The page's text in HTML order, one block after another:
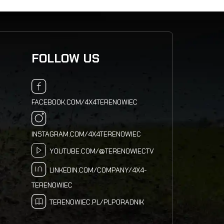
FOLLOW US
FACEBOOK.COM/4X4TERENOWIEC
INSTAGRAM.COM/4X4TERENOWIEC
YOUTUBE.COM/@TERENOWIECTV
LINKEDIN.COM/COMPANY/4X4-
TERENOWIEC
TERENOWIEC.PL/PLPORADNIK